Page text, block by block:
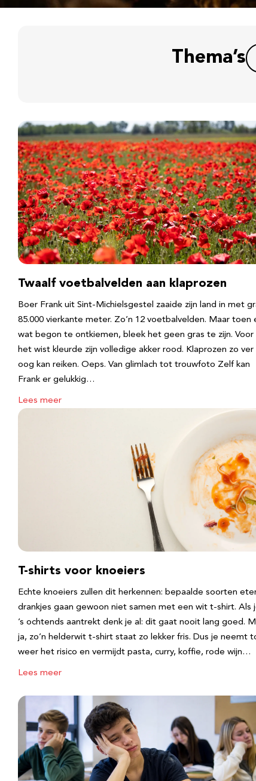
Thema’s
Twaalf voetbalvelden aan klaprozen
Boer Frank uit Sint-Michielsgestel zaaide zijn land in met
85.000 vierkante meter. Zo’n 12 voetbalvelden. Maar toen
wat begon te ontkiemen, bleek het geen gras te zijn. Voor
het wist kleurde zijn volledige akker rood. Klaprozen zo
oog kan reiken. Oeps. Van glimlach tot trouwfoto Zelf kan
Frank er gelukkig…
Lees meer
T-shirts voor knoeiers
Echte knoeiers zullen dit herkennen: bepaalde soorten
drankjes gaan gewoon niet samen met een wit t-shirt. Als
’s ochtends aantrekt denk je al: dit gaat nooit lang goed.
ja, zo’n helderwit t-shirt staat zo lekker fris. Dus je neemt
weer het risico en vermijdt pasta, curry, koffie, rode wijn…
Lees meer